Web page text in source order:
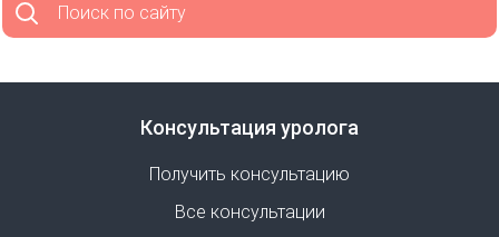
Поиск по сайту
Консультация уролога
Получить консультацию
Все консультации